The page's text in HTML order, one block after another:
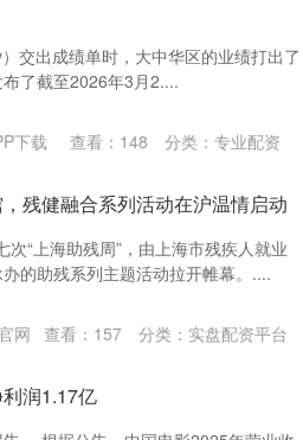
交出成绩单时，大中华区的业绩打出了
了截至2026年3月2....
下载 查看： 148 分类： 专业配资
残健融合系列活动在沪温情启动
“上海助残周”，由上海市残疾人就业
的助残系列主题活动拉开帷幕。....
网 查看： 157 分类： 实盘配资平台
润1.17亿